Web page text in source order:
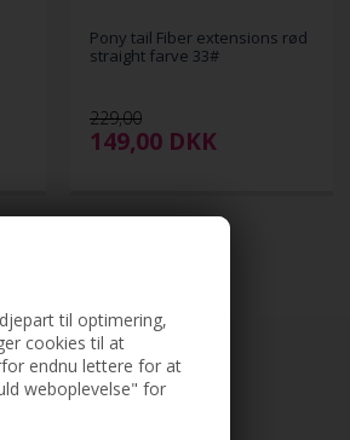
til optimering,
cookies til at
endnu lettere for at
weboplevelse" for
Pony tail Fiber extensions rød
straight farve 33#
229,00
149,00 DKK